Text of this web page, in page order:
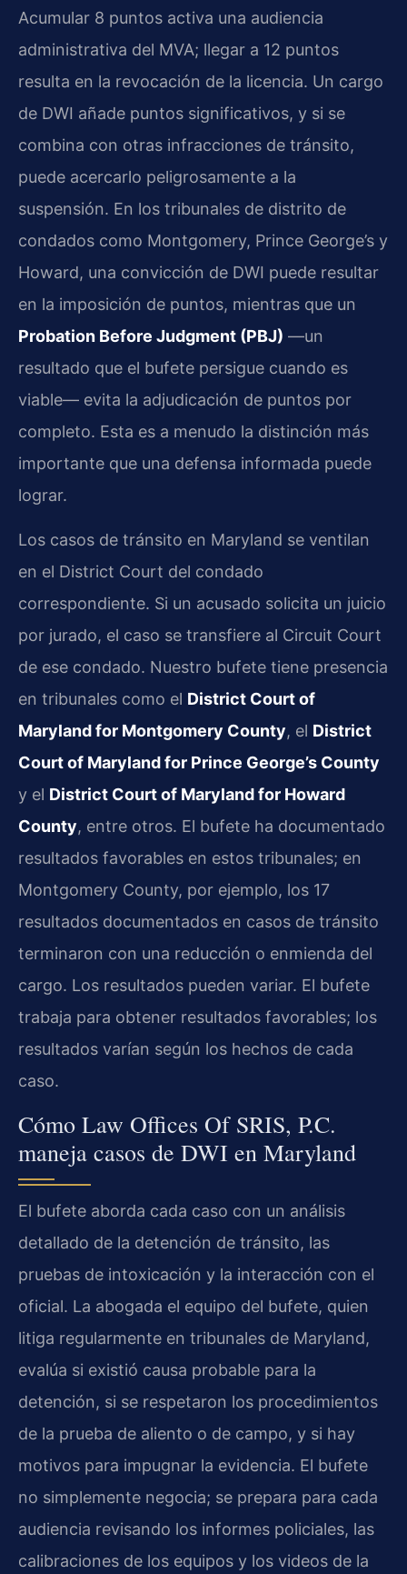
Acumular 8 puntos activa una audiencia
administrativa del MVA; llegar a 12 puntos
resulta en la revocación de la licencia. Un cargo
de DWI añade puntos significativos, y si se
combina con otras infracciones de tránsito,
puede acercarlo peligrosamente a la
suspensión. En los tribunales de distrito de
condados como Montgomery, Prince George’s y
Howard, una convicción de DWI puede resultar
en la imposición de puntos, mientras que un
Probation Before Judgment (PBJ) —un
resultado que el bufete persigue cuando es
viable— evita la adjudicación de puntos por
completo. Esta es a menudo la distinción más
importante que una defensa informada puede
lograr.
Los casos de tránsito en Maryland se ventilan
en el District Court del condado
correspondiente. Si un acusado solicita un juicio
por jurado, el caso se transfiere al Circuit Court
de ese condado. Nuestro bufete tiene presencia
en tribunales como el District Court of
Maryland for Montgomery County, el District
Court of Maryland for Prince George’s County
y el District Court of Maryland for Howard
County, entre otros. El bufete ha documentado
resultados favorables en estos tribunales; en
Montgomery County, por ejemplo, los 17
resultados documentados en casos de tránsito
terminaron con una reducción o enmienda del
cargo. Los resultados pueden variar. El bufete
trabaja para obtener resultados favorables; los
resultados varían según los hechos de cada
caso.
Cómo Law Offices Of SRIS, P.C.
maneja casos de DWI en Maryland
El bufete aborda cada caso con un análisis
detallado de la detención de tránsito, las
pruebas de intoxicación y la interacción con el
oficial. La abogada el equipo del bufete, quien
litiga regularmente en tribunales de Maryland,
evalúa si existió causa probable para la
detención, si se respetaron los procedimientos
de la prueba de aliento o de campo, y si hay
motivos para impugnar la evidencia. El bufete
no simplemente negocia; se prepara para cada
audiencia revisando los informes policiales, las
calibraciones de los equipos y los videos de la